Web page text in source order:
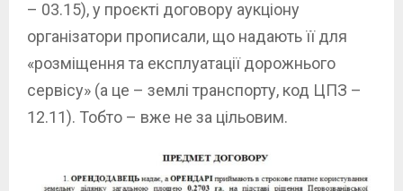
– 03.15), у проєкті договору аукціону
організатори прописали, що надають її для
«розміщення та експлуатації дорожнього
сервісу» (а це – землі транспорту, код ЦПЗ –
12.11). Тобто – вже не за цільовим.